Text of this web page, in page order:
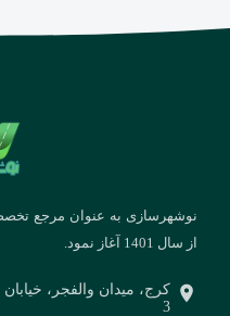
نوشهرسازی به عنوان مرجع
از سال 1401 آغاز نمود.
3